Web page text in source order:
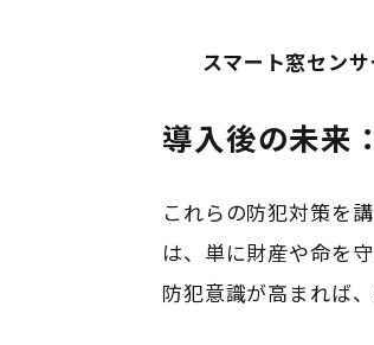
スマート窓センサ
導入後の未来
これらの防犯対策を
は、単に財産や命を
防犯意識が高まれば